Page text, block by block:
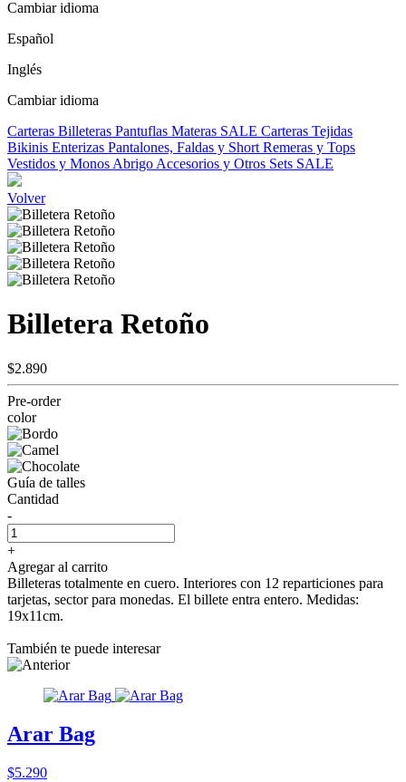
Cambiar idioma
Español
Inglés
Cambiar idioma
Carteras Billeteras Pantuflas Materas SALE Carteras Tejidas
Bikinis Enterizas Pantalones, Faldas y Short Remeras y Tops
Vestidos y Monos Abrigo Accesorios y Otros Sets SALE
Volver
Billetera Retoño
$2.890
Pre-order
color
Guía de talles
Cantidad
-
+
Agregar al carrito
Billeteras totalmente en cuero. Interiores con 12 reparticiones para
tarjetas, sector para monedas. El billete entra entero. Medidas:
19x11cm.
También te puede interesar
Arar Bag
$5.290